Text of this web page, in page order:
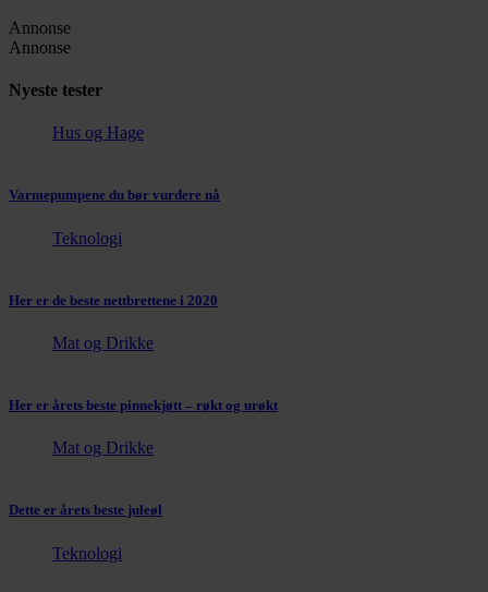
Annonse
Annonse
Nyeste tester
Hus og Hage
Varmepumpene du bør vurdere nå
Teknologi
Her er de beste nettbrettene i 2020
Mat og Drikke
Her er årets beste pinnekjøtt – røkt og urøkt
Mat og Drikke
Dette er årets beste juleøl
Teknologi